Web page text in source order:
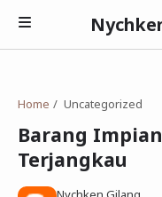
Pendidikan
Home Uncategorized
Barang
Terjangkau